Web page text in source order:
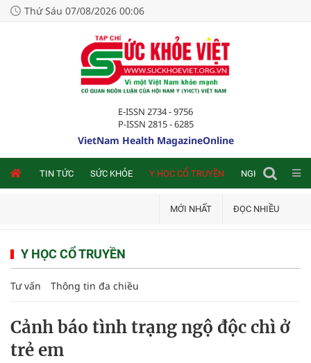
Thứ Sáu 07/08/2026 00:06
E-ISSN 2734 - 9756
P-ISSN 2815 - 6285
VietNam Health MagazineOnline
TIN TỨC SỨC KHỎE Y HỌC CỔ TRUYỀN NGHIÊN CỨU
MỚI NHẤT ĐỌC NHIỀU
Y HỌC CỔ TRUYỀN
Tư vấn Thông tin đa chiều
Cảnh báo tình trạng ngộ độc chì ở
trẻ em